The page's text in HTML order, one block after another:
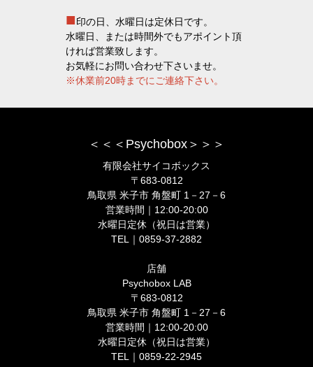
■印の日、水曜日は定休日です。
水曜日、または時間外でもアポイント頂
ければ営業致します。
お気軽にお問い合わせ下さいませ。
※休業前20時までにご連絡下さい。
＜＜＜Psychobox＞＞＞
有限会社サイコボックス
〒683-0812
鳥取県 米子市 角盤町 1－27－6
営業時間｜12:00-20:00
水曜日定休（祝日は営業）
TEL｜0859-37-2882
店舗
Psychobox LAB
〒683-0812
鳥取県 米子市 角盤町 1－27－6
営業時間｜12:00-20:00
水曜日定休（祝日は営業）
TEL｜0859-22-2945